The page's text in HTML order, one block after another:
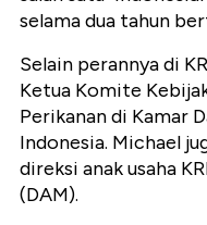
selama dua tahun
Selain perannya di
Ketua Komite
Perikanan di Kamar
Indonesia. Michael
direksi anak usaha
(DAM).